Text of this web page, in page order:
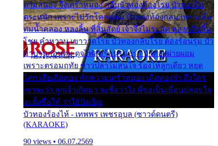
ตามสนอง จึงเศร้าหมอง กลีบบัวทองต้องโรย บัวทองไม่
ตระหนัก เพราะไม่รักโคลนตม บัวทองท้องกลม เพราะลืม
ตมน้ำคลอง หลงลิ้น ที่สิ้นสัตย์ เจ้าจึงไม่ระมัด หลงกลิ่นลิ้น
โชย คำหวาน เขาวาดโรย บัวทองกลีบโรย ต้องร้อนรุม บัว
มาบานก่อนตูม ดุจไฟสุมร้อนรุมอุรา บัวทองผ่ายผอม
เพราะตรอมฤทัย ข้าวปลาไม่สนใจ ร้องไห้ลูกเดียว หยุด
โศก เสียเถิดทอง พักความเศร้าหมอง เถิดทองจ๋า ถึงใคร
เขาจะว่า ลูกเจ้าเกิดมา จะชื่อว่าไง พี่ขอเป็นเพื่อนปลอบใจ
จะตั้งชื่อให้ ว่าไอ้บังเอิญ
บัวทองร้องไห้ - เทพพร เพชรอุบล (ซาวด์ดนตรี)
(KARAOKE)
90 views • 06.07.2569